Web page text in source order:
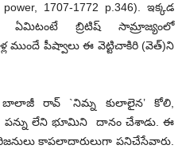
1707-1772 p.346). ఇక్కడ
బ్రిటిష్ సామ్రాజ్యంలో
ముందే పీష్వాలు ఈ వెట్టిచాకిరి (వెత్)ని
బాలాజీ రావ్ `నిమ్న కులాలైన’ కోలి,
పన్ను లేని భూమిని దానం చేశాడు. ఈ
కాపలాదారులుగా పనిచేసేవారు.